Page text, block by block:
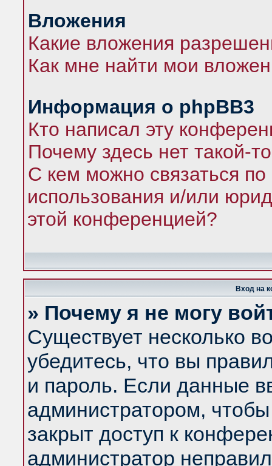
Вложения
Какие вложения
Как мне найти мои
Информация о phpBB3
Кто написал эту
Почему здесь нет такой-
С кем можно связаться по
использования и/или
этой конференцией?
Вход на
» Почему я не могу
Существует несколько
убедитесь, что вы
и пароль. Если данные
администратором,
закрыт доступ к
администратор